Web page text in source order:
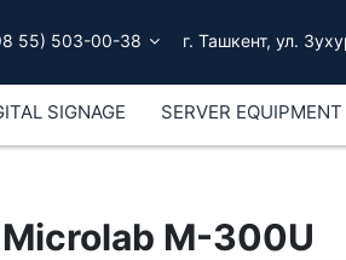
55) 503-00-38 г. Ташкент, ул.
SIGNAGE SERVER EQUIPMENT
M-300U